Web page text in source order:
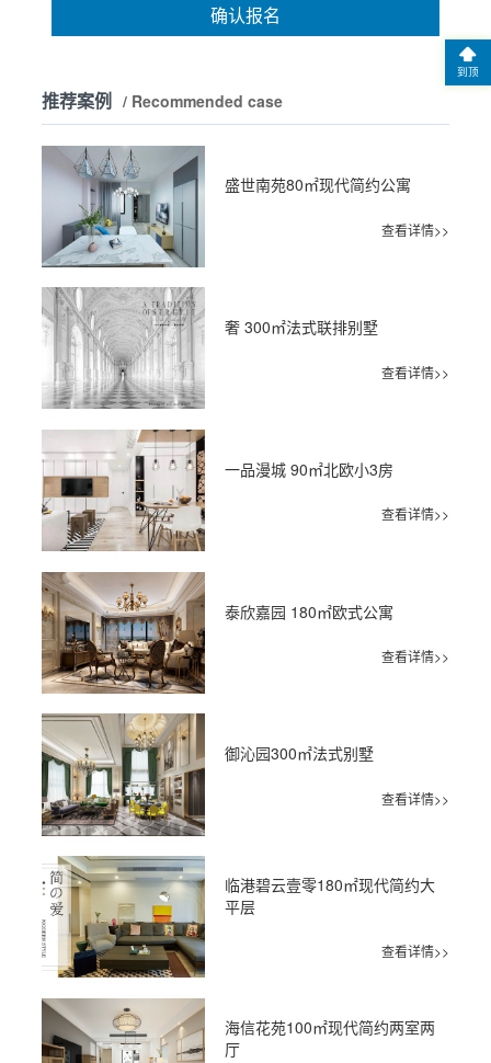
确认报名
推荐案例 / Recommended case
盛世南苑80㎡现代简约公寓
查看详情>>
奢 300㎡法式联排别墅
查看详情>>
一品漫城 90㎡北欧小3房
查看详情>>
泰欣嘉园 180㎡欧式公寓
查看详情>>
御沁园300㎡法式别墅
查看详情>>
临港碧云壹零180㎡现代简约大
平层
查看详情>>
海信花苑100㎡现代简约两室两
厅
到顶